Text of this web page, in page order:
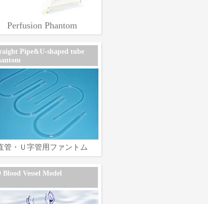
Perfusion Phantom
Pipe&U-shaped tube
管・Ｕ字管用ファントム
Blood Vessel Model